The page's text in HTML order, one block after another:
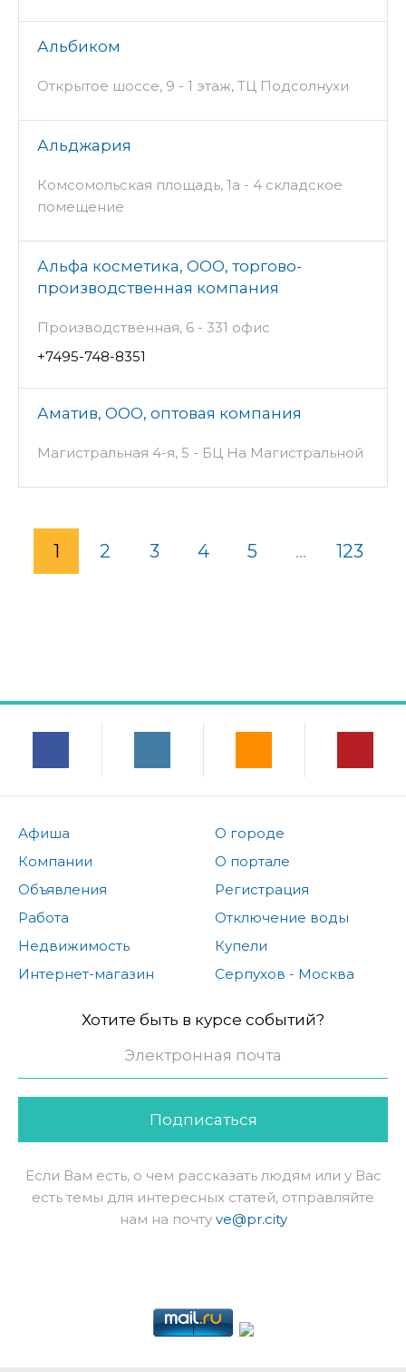
Альбиком
Открытое шоссе, 9 - 1 этаж, ТЦ Подсолнухи
Альджария
Комсомольская площадь, 1а - 4 складское
помещение
Альфа косметика, ООО, торгово-
производственная компания
Производственная, 6 - 331 офис
+7495-748-8351
Аматив, ООО, оптовая компания
Магистральная 4-я, 5 - БЦ На Магистральной
1 2 3 4 5 ... 123
Афиша
Компании
Объявления
Работа
Недвижимость
Интернет-магазин
О городе
О портале
Регистрация
Отключение воды
Купели
Серпухов - Москва
Хотите быть в курсе событий?
Подписаться
Если Вам есть, о чем рассказать людям или у Вас
есть темы для интересных статей, отправляйте
нам на почту ve@pr.city